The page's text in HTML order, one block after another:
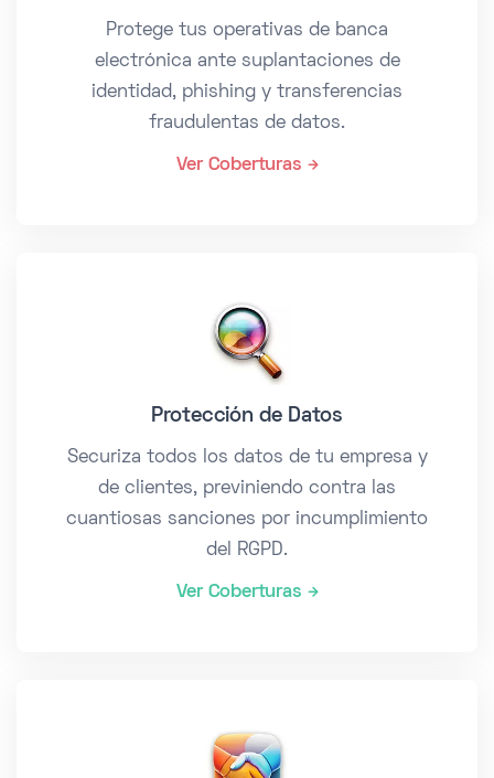
Protege tus operativas de banca
electrónica ante suplantaciones de
identidad, phishing y transferencias
fraudulentas de datos.
Ver Coberturas
Protección de Datos
Securiza todos los datos de tu empresa y
de clientes, previniendo contra las
cuantiosas sanciones por incumplimiento
del RGPD.
Ver Coberturas